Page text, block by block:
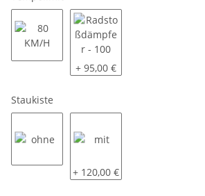
80 KM/HRadstoßdämpfer - 100 KM/H
+ 95,00 €
Staukiste
mit
+ 120,00 €